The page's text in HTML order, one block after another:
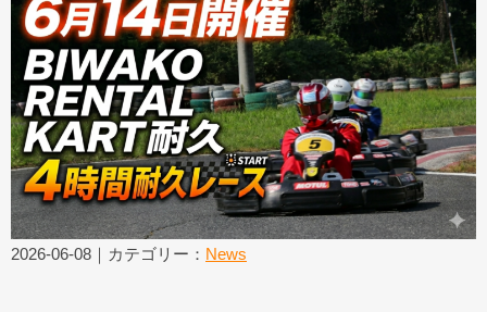
2026-06-08｜カテゴリー： News